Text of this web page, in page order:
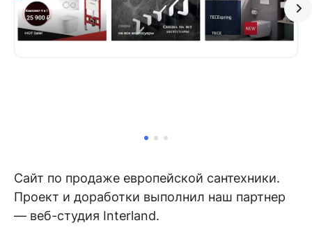
Сайт по продаже европейской сантехники.
Проект и доработки выполнил наш партнер
— веб-студия Interland.